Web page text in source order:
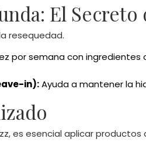
El
resequedad.
por semana con
in):Ayuda a mantener la
es esencial aplicar productos